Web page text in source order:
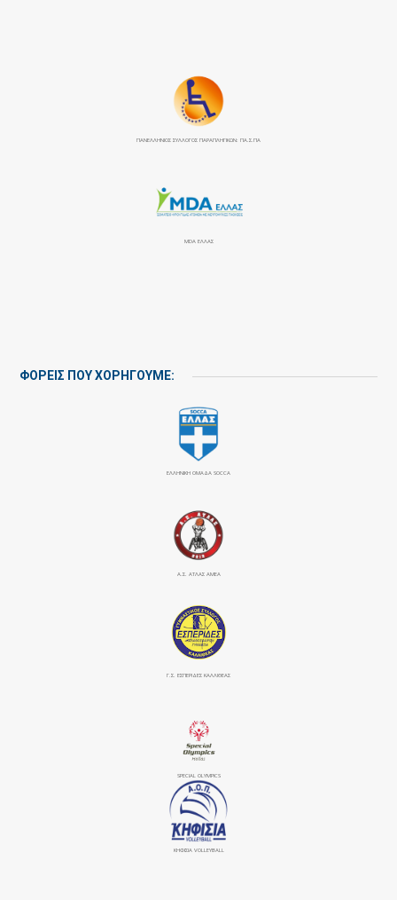
ΠΑΝΕΛΛΉΝΙΟΣ ΣΎΛΛΟΓΟΣ ΠΑΡΑΠΛΗΓΙΚΏΝ: ΠΑ.Σ.ΠΑ
MDA ΕΛΛΑΣ
ΦΟΡΕΙΣ ΠΟΥ ΧΟΡΗΓΟΥΜΕ:
ΕΛΛΗΝΙΚΗ ΟΜΑΔΑ SOCCA
Α.Σ. ΑΤΛΑΣ ΑΜΕΑ
Γ.Σ. ΕΣΠΕΡΙΔΕΣ ΚΑΛΛΙΘΕΑΣ
SPECIAL OLYMPICS
ΚΗΦΙΣΙΆ VOLLEYBALL